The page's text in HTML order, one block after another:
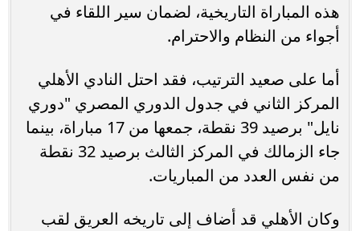
هذه المباراة التاريخية، لضمان سير اللقاء في
أجواء من النظام والاحترام.
أما على صعيد الترتيب، فقد احتل النادي الأهلي
المركز الثاني في جدول الدوري المصري "دوري
نايل" برصيد 39 نقطة، جمعها من 17 مباراة، بينما
جاء الزمالك في المركز الثالث برصيد 32 نقطة
من نفس العدد من المباريات.
وكان الأهلي قد أضاف إلى تاريخه العريق لقب